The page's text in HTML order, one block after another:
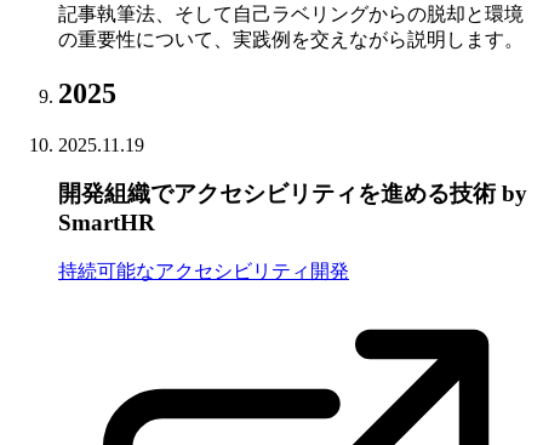
記事執筆法、そして自己ラベリングからの脱却と環境
の重要性について、実践例を交えながら説明します。
2025
2025.11.19
開発組織でアクセシビリティを進める技術 by
SmartHR
持続可能なアクセシビリティ開発